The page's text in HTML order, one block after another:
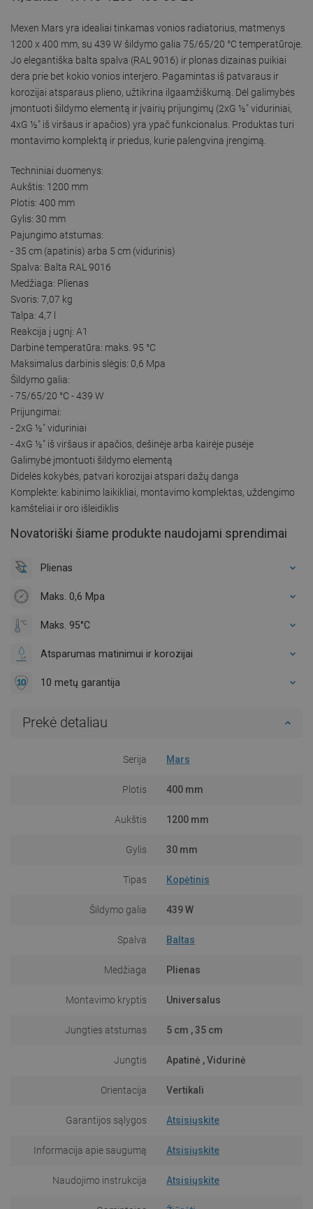
Mexen Mars yra idealiai tinkamas vonios radiatorius, matmenys
1200 x 400 mm, su 439 W šildymo galia 75/65/20 °C temperatūroje.
Jo elegantiška balta spalva (RAL 9016) ir plonas dizainas puikiai
dera prie bet kokio vonios interjero. Pagamintas iš patvaraus ir
korozijai atsparaus plieno, užtikrina ilgaamžiškumą. Dėl galimybės
įmontuoti šildymo elementą ir įvairių prijungimų (2xG ½″ viduriniai,
4xG ½″ iš viršaus ir apačios) yra ypač funkcionalus. Produktas turi
montavimo komplektą ir priedus, kurie palengvina įrengimą.
Techniniai duomenys:
Aukštis: 1200 mm
Plotis: 400 mm
Gylis: 30 mm
Pajungimo atstumas:
- 35 cm (apatinis) arba 5 cm (vidurinis)
Spalva: Balta RAL 9016
Medžiaga: Plienas
Svoris: 7,07 kg
Talpa: 4,7 l
Reakcija į ugnį: A1
Darbinė temperatūra: maks. 95 °C
Maksimalus darbinis slėgis: 0,6 Mpa
Šildymo galia:
- 75/65/20 °C - 439 W
Prijungimai:
- 2xG ½″ viduriniai
- 4xG ½″ iš viršaus ir apačios, dešinėje arba kairėje pusėje
Galimybė įmontuoti šildymo elementą
Didelės kokybės, patvari korozijai atspari dažų danga
Komplekte: kabinimo laikikliai, montavimo komplektas, uždengimo
kamšteliai ir oro išleidiklis
Novatoriški šiame produkte naudojami sprendimai
Plienas
Maks. 0,6 Mpa
Maks. 95°C
Atsparumas matinimui ir korozijai
10 metų garantija
Prekė detaliau
Serija Mars
Plotis 400 mm
Aukštis 1200 mm
Gylis 30 mm
Tipas Kopėtinis
Šildymo galia 439 W
Spalva Baltas
Medžiaga Plienas
Montavimo kryptis Universalus
Jungties atstumas 5 cm , 35 cm
Jungtis Apatinė , Vidurinė
Orientacija Vertikali
Garantijos sąlygos Atsisiųskite
Informacija apie saugumą Atsisiųskite
Naudojimo instrukcija Atsisiųskite